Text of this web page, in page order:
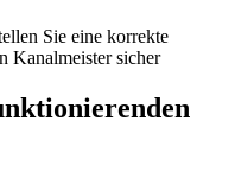
Sie eine korrekte
Kanalmeister sicher